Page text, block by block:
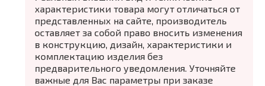
характеристики товара могут отличаться от
представленных на сайте, производитель
оставляет за собой право вносить изменения
в конструкцию, дизайн, характеристики и
комплектацию изделия без
предварительного уведомления. Уточняйте
важные для Вас параметры при заказе